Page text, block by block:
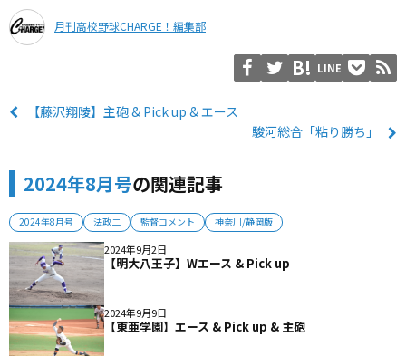
月刊高校野球CHARGE！編集部
LINE
【藤沢翔陵】主砲 & Pick up & エース
駿河総合「粘り勝ち」
2024年8月号の関連記事
2024年8月号 法政二 監督コメント 神奈川/静岡版
2024年9月2日
【明大八王子】Wエース & Pick up
2024年9月9日
【東亜学園】エース & Pick up & 主砲